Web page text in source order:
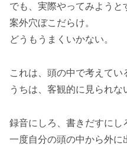
でも、実際やってみようと
案外穴ぼこだらけ。
どうもうまくいかない。
これは、頭の中で考えてい
うちは、客観的に見られな
録音にしろ、書きだすにし
一度自分の頭の中から外に